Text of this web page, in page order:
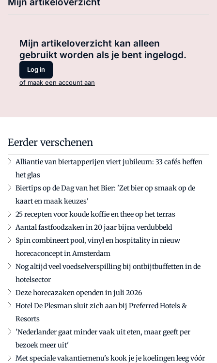
Mijn artikeloverzicht kan alleen
gebruikt worden als je bent ingelogd.
Log in
of maak een account aan
Eerder verschenen
Alliantie van biertapperijen viert jubileum: 33 cafés heffen
het glas
Biertips op de Dag van het Bier: 'Zet bier op smaak op de
kaart en maak keuzes'
25 recepten voor koude koffie en thee op het terras
Aantal fastfoodzaken in 20 jaar bijna verdubbeld
Spin combineert pool, vinyl en hospitality in nieuw
horecaconcept in Amsterdam
Nog altijd veel voedselverspilling bij ontbijtbuffetten in de
hotelsector
Deze horecazaken openden in juli 2026
Hotel De Plesman sluit zich aan bij Preferred Hotels &
Resorts
'Nederlander gaat minder vaak uit eten, maar geeft per
bezoek meer uit'
Met speciale vakantiemenu's kook je je koelingen leeg vóór